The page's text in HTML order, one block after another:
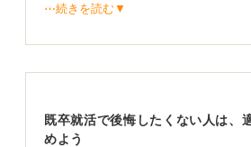
さい。
ールしよう！
まずは「未経験歓迎」「フリーター
者雇用を推進するユースエール認定
⋯続きを読む▼
既卒就活で後悔したくない人は、
めよう